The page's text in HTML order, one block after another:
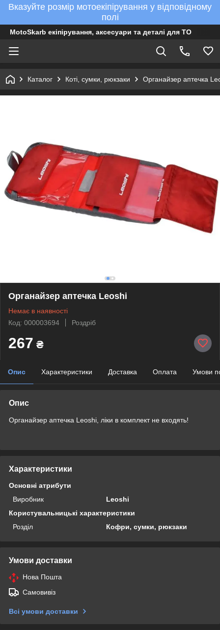
Вказуйте розмір мотоекіпірування у відповідному
полі
MotoSkarb екіпірування, аксесуари та деталі для ТО
Каталог Коті, сумки, рюкзаки Органайзер аптечка
Органайзер аптечка Leoshi
Немає в наявності
Код: 000003694
Роздріб
267 ₴
Опис Характеристики Доставка Оплата Умови
Опис
Органайзер аптечка Leoshi, ліки в комплект не входять!
Характеристики
Основні атрибути
Виробник
Leoshi
Користувальницькі характеристики
Розділ
Кофри, сумки, рюкзаки
Умови доставки
Нова Пошта
Самовивіз
Всі умови доставки